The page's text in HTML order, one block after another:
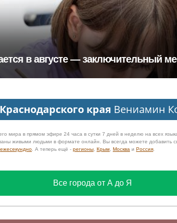
в августе — заключительный
края Вениамин
мира в прямом эфире 24 часа в сутки 7 дней в неделю на всех
живыми людьми в формате онлайн. Вы всегда можете добавить
ежесекундно . А теперь ещё - регионы Крым Москва и Россия
Все города от А до Я